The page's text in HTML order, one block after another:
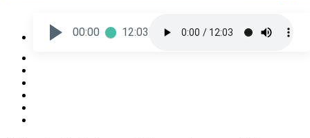
00:00 12:03